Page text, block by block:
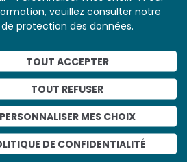
veuillez consulter notre
protection des données.
TOUT ACCEPTER
TOUT REFUSER
PERSONNALISER MES CHOIX
DE CONFIDENTIALITÉ
les évolutions majeures de la
des peintures, dessins,
affiches,
nos études proposent un
sociales, économiques,
d’une époque.
et les événements d’hier, c’est
d’aujourd’hui. Un site qui
enseignants, élèves… mais
amateurs d’art et d’histoire.